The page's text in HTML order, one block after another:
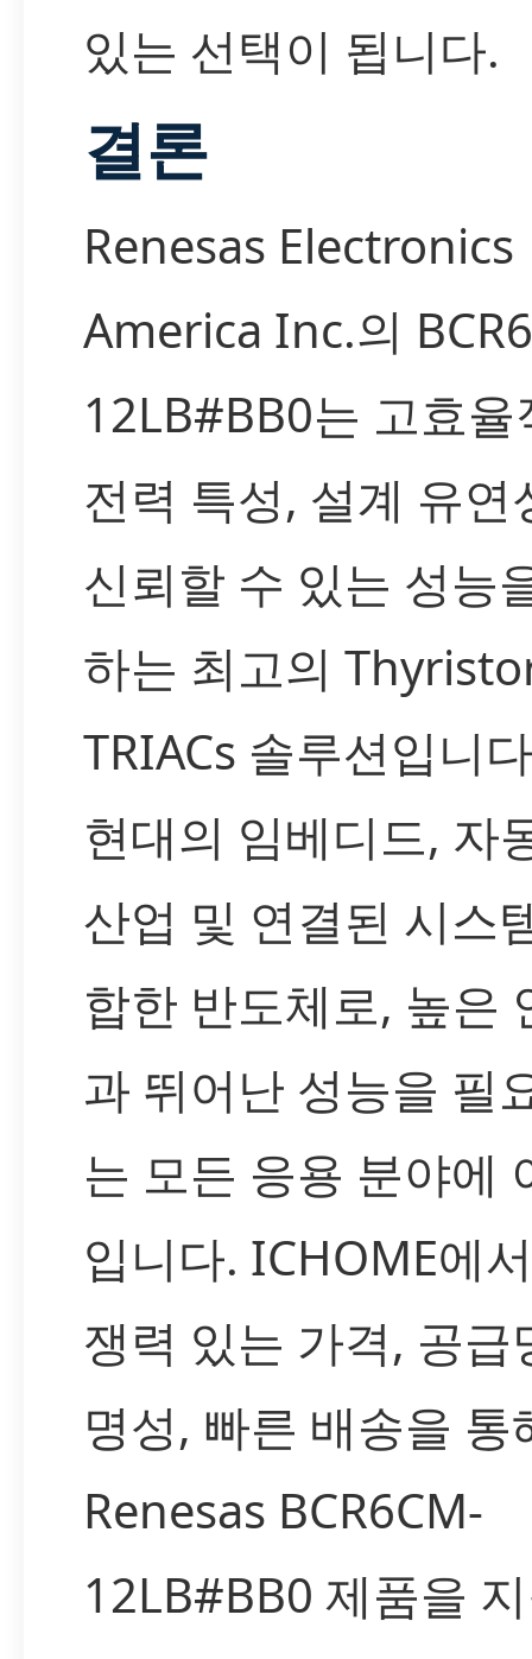
있는 선택이 됩니다.
결론
Renesas Electronics
America Inc.의
12LB#BB0는 고효율
전력 특성, 설계 유연
신뢰할 수 있는 성능
하는 최고의
TRIACs 솔루션입니
현대의 임베디드, 자
산업 및 연결된 시스
합한 반도체로, 높은
과 뛰어난 성능을 필
는 모든 응용 분야에
입니다. ICHOME에
쟁력 있는 가격, 공급
명성, 빠른 배송을 통
Renesas BCR6CM-
12LB#BB0 제품을